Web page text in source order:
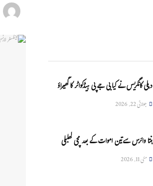
دہلی کانگریس نے کیا بی جے پی ہیڈکواٹر کا گھیراؤ
جولائی 22, 2026
ہنتا وائرس سےتین اموات کے بعد مچی کھلبلی
مئی 11, 2026